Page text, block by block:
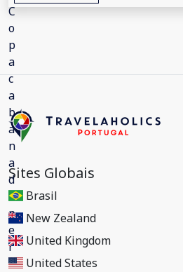
Sites Globais
Brasil
New Zealand
United Kingdom
United States